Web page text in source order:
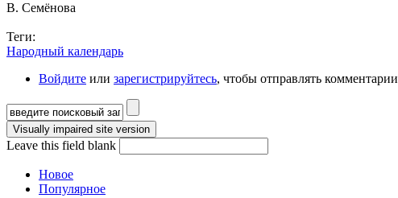
В. Семёнова
Теги:
Народный календарь
Войдите или зарегистрируйтесь, чтобы отправлять комментарии
Форма поиска
Leave this field blank
Новое
Популярное